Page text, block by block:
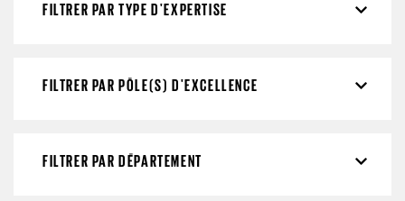
FILTRER PAR TYPE D'EXPERTISE
FILTRER PAR PÔLE(S) D'EXCELLENCE
FILTRER PAR DÉPARTEMENT